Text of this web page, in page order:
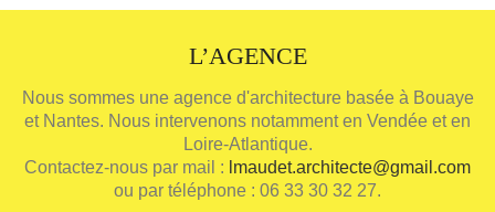
L’AGENCE
Nous sommes une agence d'architecture basée à Bouaye
et Nantes. Nous intervenons notamment en Vendée et en
Loire-Atlantique.
Contactez-nous par mail : lmaudet.architecte@gmail.com
ou par téléphone : 06 33 30 32 27.